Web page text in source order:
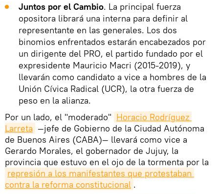
Juntos por el Cambio. La principal fuerza
opositora librará una interna para definir al
representante en las generales. Los dos
binomios enfrentados estarán encabezados por
un dirigente del PRO, el partido fundado por el
expresidente Mauricio Macri (2015-2019), y
llevarán como candidato a vice a hombres de la
Unión Cívica Radical (UCR), la otra fuerza de
peso en la alianza.
Por un lado, el "moderado" Horacio Rodríguez
Larreta —jefe de Gobierno de la Ciudad Autónoma
de Buenos Aires (CABA)— llevará como vice a
Gerardo Morales, el gobernador de Jujuy, la
provincia que estuvo en el ojo de la tormenta por la
represión a los manifestantes que protestaban
contra la reforma constitucional .